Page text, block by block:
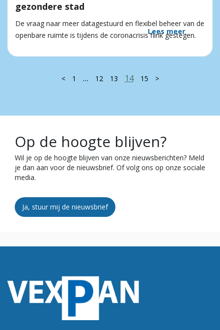
gezondere stad
De vraag naar meer datagestuurd en flexibel beheer van de
openbare ruimte is tijdens de coronacrisis flink gestegen.
Lees meer
< 1 … 12 13 14 15 >
Op de hoogte blijven?
Wil je op de hoogte blijven van onze nieuwsberichten? Meld
je dan aan voor de nieuwsbrief. Of volg ons op onze sociale
media.
Ja, stuur mij de nieuwsbrief